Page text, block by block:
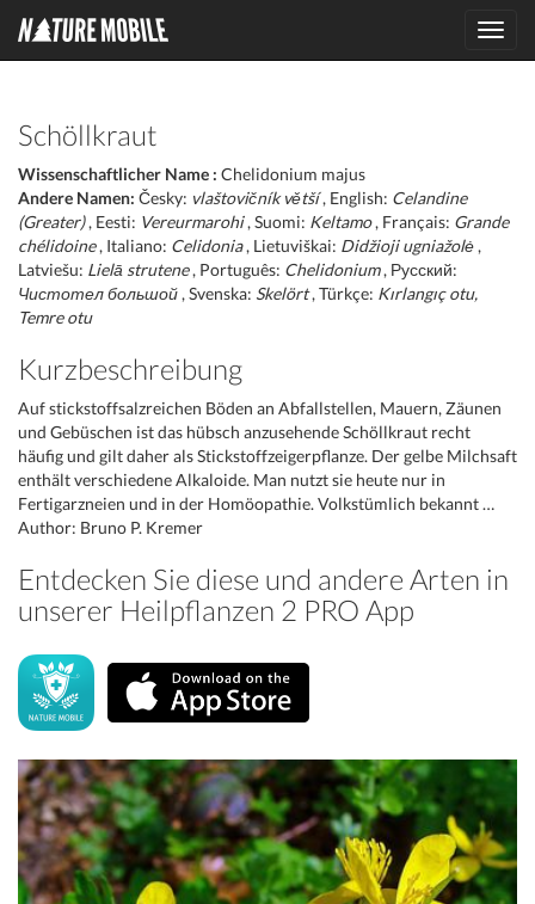
Schöllkraut
Wissenschaftlicher Name : Chelidonium majus
Andere Namen: Česky: vlaštovičník větší, English: Celandine
(Greater), Eesti: Vereurmarohi, Suomi: Keltamo, Français: Grande
chélidoine, Italiano: Celidonia, Lietuviškai: Didžioji ugniažolė ,
Latviešu: Lielā strutene, Português: Chelidonium, Русский:
Чистотел большой , Svenska: Skelört, Türkçe: Kırlangıç otu,
Temre otu
Kurzbeschreibung
Auf stickstoffsalzreichen Böden an Abfallstellen, Mauern, Zäunen
und Gebüschen ist das hübsch anzusehende Schöllkraut recht
häufig und gilt daher als Stickstoffzeigerpflanze. Der gelbe Milchsaft
enthält verschiedene Alkaloide. Man nutzt sie heute nur in
Fertigarzneien und in der Homöopathie. Volkstümlich bekannt …
Author: Bruno P. Kremer
Entdecken Sie diese und andere Arten in
unserer Heilpflanzen 2 PRO App